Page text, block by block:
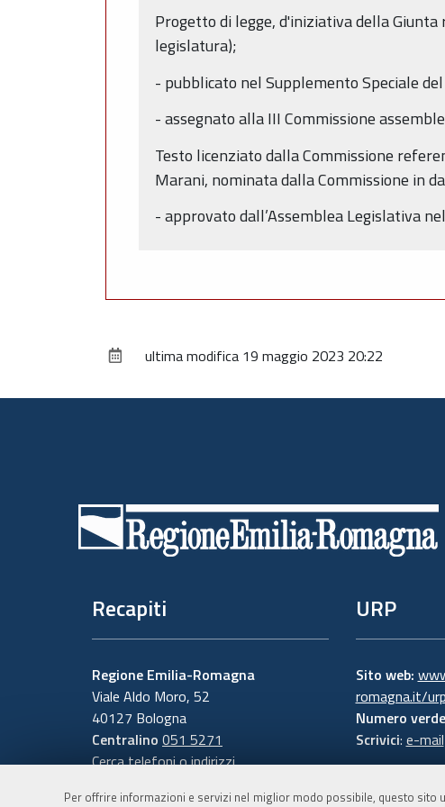
Per offrire informazioni e servizi nel miglior modo possibile, questo sito
Progetto di legge, d'iniziativa della
legislatura);
- pubblicato nel Supplemento Speciale
- assegnato alla III Commissione
Testo licenziato dalla Commissione
Marani, nominata dalla Commissione in
- approvato dall’Assemblea Legislativa
ultima modifica 19 maggio 2023 20:22
Recapiti
Regione Emilia-Romagna
Viale Aldo Moro, 52
40127 Bologna
Centralino 051 5271
Cerca telefoni o indirizzi
URP
Sito web:
romagna.it/
Numero
Scrivici: e-mail